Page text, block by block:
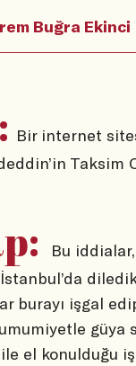
Buğra Ekinci
Bir internet
Taksim
Bu
burayı işgal
el konulduğu